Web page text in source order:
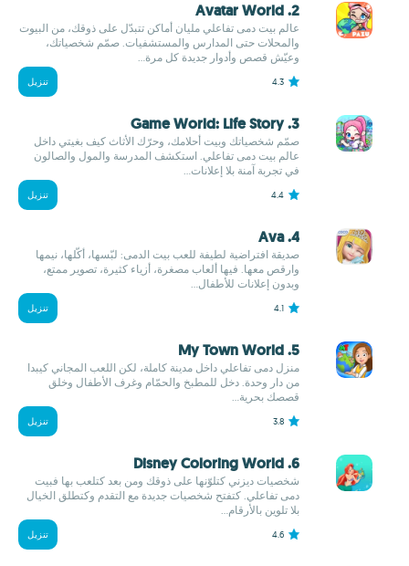
2. Avatar World
عالم بيت دمى تفاعلي مليان أماكن تتبدّل على ذوقك، من البيوت
والمحلات حتى المدارس والمستشفيات. صمّم شخصياتك،
وعيّش قصص وأدوار جديدة كل مرة...
4.3 تنزيل
3. Game World: Life Story
صمّم شخصياتك وبيت أحلامك، وحرّك الأثاث كيف بغيتي داخل
عالم بيت دمى تفاعلي. استكشف المدرسة والمول والصالون
في تجربة آمنة بلا إعلانات...
4.4 تنزيل
4. Ava
صديقة افتراضية لطيفة للعب بيت الدمى: لبّسها، أكّلها، نيمها
وارقص معها. فيها ألعاب مصغرة، أزياء كثيرة، تصوير ممتع،
وبدون إعلانات للأطفال...
4.1 تنزيل
5. My Town World
منزل دمى تفاعلي داخل مدينة كاملة، لكن اللعب المجاني كيبدا
من دار وحدة. دخل للمطبخ والحمّام وغرف الأطفال وخلق
قصصك بحرية...
3.8 تنزيل
6. Disney Coloring World
شخصيات ديزني كتلوّنها على ذوقك ومن بعد كتلعب بها فبيت
دمى تفاعلي. كتفتح شخصيات جديدة مع التقدم وكتطلق الخيال
بلا تلوين بالأرقام...
4.6 تنزيل